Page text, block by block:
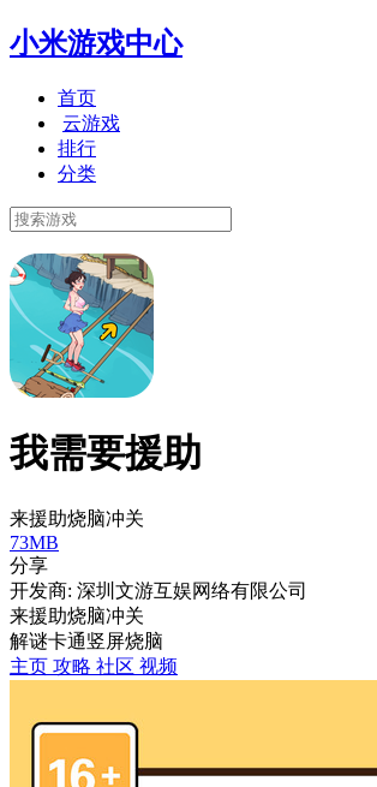
小米游戏中心
首页
云游戏
排行
分类
我需要援助
来援助烧脑冲关
73MB
分享
开发商: 深圳文游互娱网络有限公司
来援助烧脑冲关
解谜卡通竖屏烧脑
主页 攻略 社区 视频